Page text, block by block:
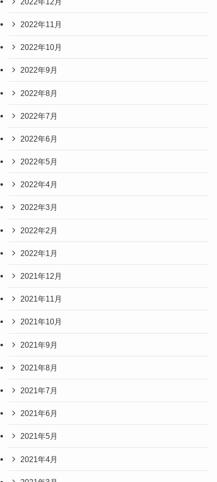
2022年11月
2022年10月
2022年9月
2022年8月
2022年7月
2022年6月
2022年5月
2022年4月
2022年3月
2022年2月
2022年1月
2021年12月
2021年11月
2021年10月
2021年9月
2021年8月
2021年7月
2021年6月
2021年5月
2021年4月